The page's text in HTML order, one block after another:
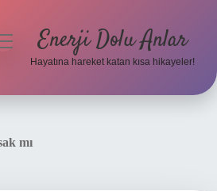
Enerji Dolu Anlar
Hayatına hareket katan kısa hikayeler!
mı